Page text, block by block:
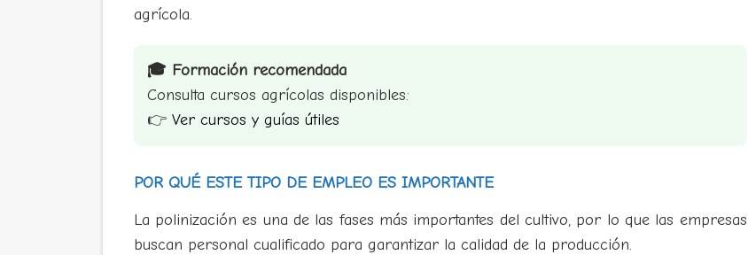
agrícola.
🎓 Formación recomendada
Consulta cursos agrícolas disponibles:
👉 Ver cursos y guías útiles
POR QUÉ ESTE TIPO DE EMPLEO ES IMPORTANTE
La polinización es una de las fases más importantes del cultivo, por lo que las empresas
buscan personal cualificado para garantizar la calidad de la producción.